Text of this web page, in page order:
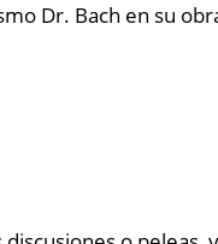
Dr. Bach en su